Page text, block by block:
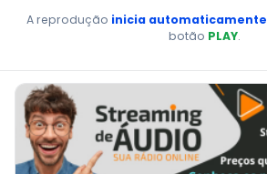
A reprodução inicia automaticamente
botão PLAY.